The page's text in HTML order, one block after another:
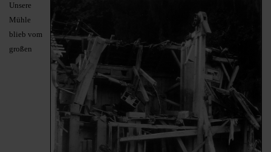
Unsere
Mühle
blieb vom
großen